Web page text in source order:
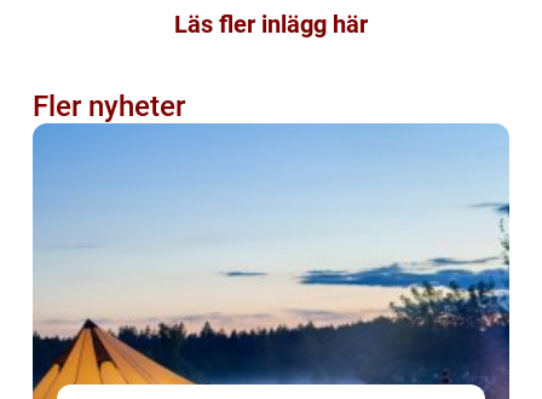
Läs fler inlägg här
Fler nyheter